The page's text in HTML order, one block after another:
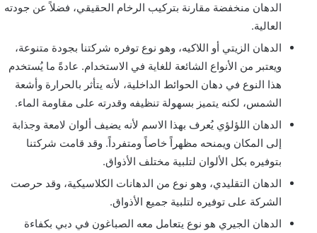
الدهان منخفضة مقارنة بتركيب الرخام الحقيقي، فضلاً عن جودته
العالية.
الدهان الزيتي أو اللاكيه، وهو نوع توفره شركتنا بجودة متنوعة،
ويعتبر من الأنواع الشائعة للغاية في الاستخدام. عادةً ما يُستخدم
هذا النوع في دهان الحوائط الداخلية، لأنه يتأثر بالحرارة وأشعة
الشمس، لكنه يتميز بسهولة تنظيفه وقدرته على مقاومة الماء.
الدهان اللؤلؤي يُعرف بهذا الاسم لأنه يضيف ألوان لامعة وجذابة
إلى المكان ويمنحه مظهراً خاصاً ومتفرداً. وقد قامت شركتنا
بتوفيره بكل الألوان لتلبية مختلف الأذواق.
الدهان التقليدي، وهو نوع من الدهانات الكلاسيكية، وقد حرصت
الشركة على توفيره لتلبية جميع الأذواق.
الدهان الجيري هو نوع يتعامل معه الصباغون في دبي بكفاءة